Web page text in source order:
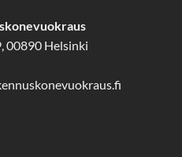
00890 Helsinki